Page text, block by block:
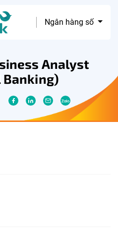
Ngân hàng số
Analyst